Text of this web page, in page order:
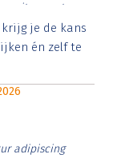
vitae erat.
rutrum lorem
posuere.
je de kans
én zelf te
adipiscing